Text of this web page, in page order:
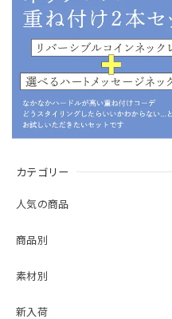
カテゴリー
人気の商品
商品別
素材別
新入荷